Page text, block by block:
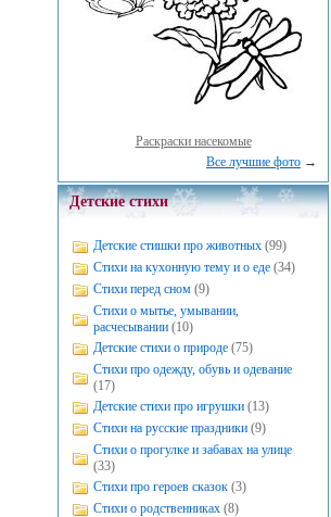
Раскраски насекомые
Все лучшие фото →
Детские стихи
Детские стишки про животных (99)
Стихи на кухонную тему и о еде (34)
Стихи перед сном (9)
Стихи о мытье, умывании,
расчесывании (10)
Детские стихи о природе (75)
Стихи про одежду, обувь и одевание
(17)
Детские стихи про игрушки (13)
Стихи на русские праздники (9)
Стихи о прогулке и забавах на улице
(33)
Стихи про героев сказок (3)
Стихи о родственниках (8)